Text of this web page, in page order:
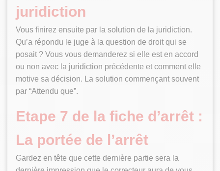
juridiction
Vous finirez ensuite par la solution de la juridiction.
Qu’a répondu le juge à la question de droit qui se
posait ? Vous vous demanderez si elle est en accord
ou non avec la juridiction précédente et comment elle
motive sa décision. La solution commençant souvent
par “Attendu que”.
Etape 7 de la fiche d’arrêt :
La portée de l’arrêt
Gardez en tête que cette dernière partie sera la